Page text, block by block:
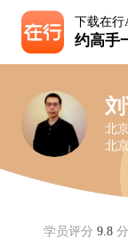
下载在行
约高手
北
北
学员评分9.8 分